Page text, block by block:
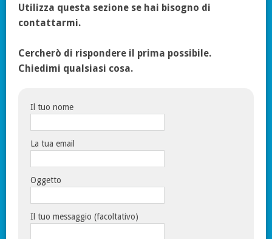
Utilizza questa sezione se hai bisogno di
contattarmi.
Cercherò di rispondere il prima possibile.
Chiedimi qualsiasi cosa.
Il tuo nome
La tua email
Oggetto
Il tuo messaggio (facoltativo)